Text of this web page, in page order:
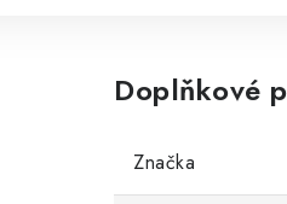
Doplňkové
Značka